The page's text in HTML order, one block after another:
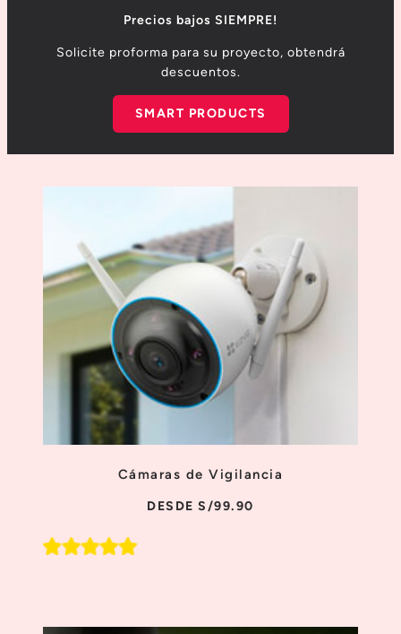
Precios bajos SIEMPRE!
Solicite proforma para su proyecto, obtendrá
descuentos.
SMART PRODUCTS
Cámaras de Vigilancia
DESDE S/99.90